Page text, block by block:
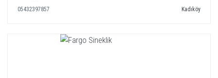
05432397857
Kadıköy